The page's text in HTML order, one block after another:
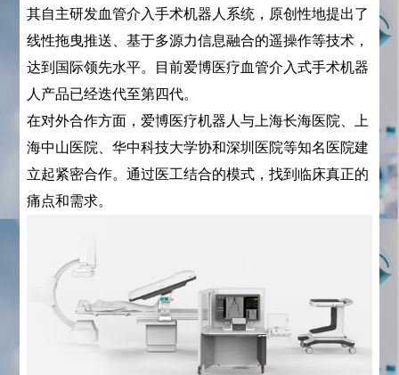
其自主研发血管介入手术机器人系统，原创性地提出了
线性拖曳推送、基于多源力信息融合的遥操作等技术，
达到国际领先水平。目前爱博医疗血管介入式手术机器
人产品已经迭代至第四代。
在对外合作方面，爱博医疗机器人与上海长海医院、上
海中山医院、华中科技大学协和深圳医院等知名医院建
立起紧密合作。通过医工结合的模式，找到临床真正的
痛点和需求。